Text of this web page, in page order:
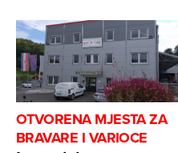
OTVORENA MJESTA ZA
BRAVARE I VARIOCE